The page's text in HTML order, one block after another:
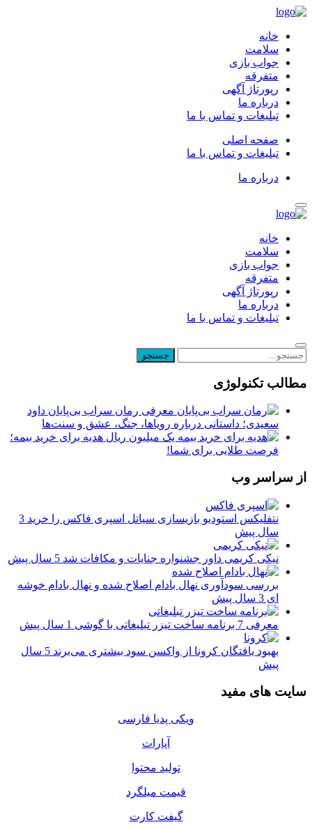
خانه
سلامت
جواب بازی
متفرقه
رپورتاژ آگهی
درباره ما
تبلیغات و تماس با ما
صفحه اصلی
تبلیغات و تماس با ما
درباره ما
خانه
سلامت
جواب بازی
متفرقه
رپورتاژ آگهی
درباره ما
تبلیغات و تماس با ما
مطالب تکنولوژی
معرفی رمان سراب بی‌پایان داود
سعیدی؛ داستانی درباره رویاها، جنگ، عشق و سنت‌ها
یک میلیون ریال هدیه برای خرید بیمه؛
فرصت طلایی برای شما!
از سراسر وب
نتفلیکس استودیو بازیسازی سیاتل اسپری فاکس را خرید 3
سال پیش
نیکی کریمی داور جشنواره جنایات و مکافات شد 5 سال پیش
بررسی سودآوری نهال بادام اصلاح شده و نهال بادام خوشه
ای 3 سال پیش
معرفی 7 برنامه‌ ساخت تیزر تبلیغاتی با گوشی 1 سال پیش
بهبود یافتگان کرونا از واکسن سود بیشتری می‌برند
5 سال
پیش
سایت های مفید
ویکی پدیا فارسی
آپارات
تولید محتوا
قیمت میلگرد
گیفت کارت